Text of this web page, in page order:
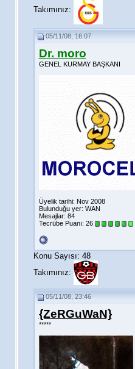
Takımınız:
05/11/08, 16:07
Dr. moro
GENEL KURMAY BAŞKANI
Üyelik tarihi: Nov 2008
Bulunduğu yer: WAN
Mesajlar: 84
Tecrübe Puanı: 26
Konu Sayısı: 48
Takımınız:
05/11/08, 23:46
{ZeRGuWaN}
*****